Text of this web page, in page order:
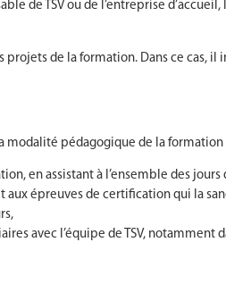
de TSV ou de l’entreprise
projets de la formation. Dans ce cas,
modalité pédagogique de la
en assistant à l’ensemble des
épreuves de certification qui la
avec l’équipe de TSV,